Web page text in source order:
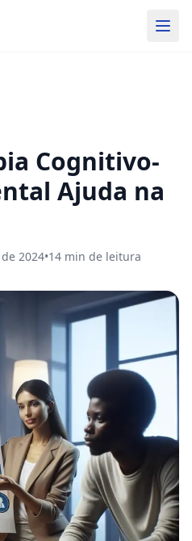
Cognitivo-
Ajuda na
2024•14 min de leitura